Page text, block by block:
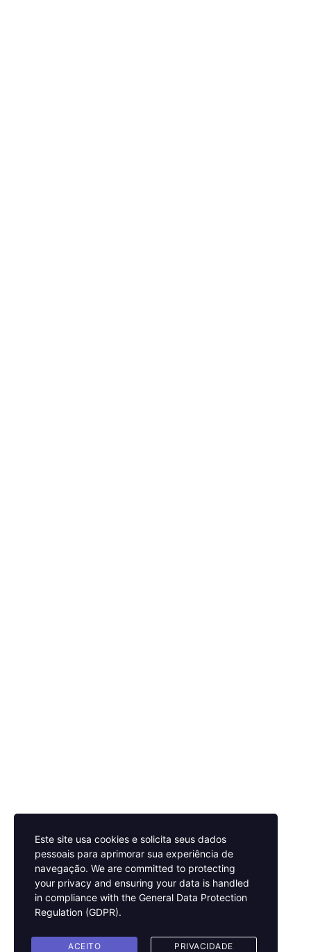
Este site usa cookies e solicita seus dados
pessoais para aprimorar sua experiência de
navegação. We are committed to protecting
your privacy and ensuring your data is handled
in compliance with the General Data Protection
Regulation (GDPR).
ACEITO PRIVACIDADE